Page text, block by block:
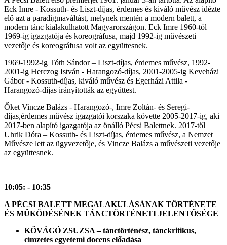
Eck Imre - Kossuth- és Liszt-díjas, érdemes és kiváló művész idézte
elő azt a paradigmaváltást, melynek mentén a modern balett, a
modern tánc kialakulhatott Magyarországon. Eck Imre 1960-tól
1969-ig igazgatója és koreográfusa, majd 1992-ig művészeti
vezetője és koreográfusa volt az együttesnek.
1969-1992-ig Tóth Sándor – Liszt-díjas, érdemes művész, 1992-
2001-ig Herczog István - Harangozó-díjas, 2001-2005-ig Keveházi
Gábor - Kossuth-díjas, kiváló művész és Egerházi Attila -
Harangozó-díjas irányították az együttest.
Őket Vincze Balázs - Harangozó-, Imre Zoltán- és Seregi-
díjas,érdemes művész igazgatói korszaka követte 2005-2017-ig, aki
2017-ben alapító igazgatója az önálló Pécsi Balettnek. 2017-től
Uhrik Dóra – Kossuth- és Liszt-díjas, érdemes művész, a Nemzet
Művésze lett az ügyvezetője, és Vincze Balázs a művészeti vezetője
az együttesnek.
10:05: - 10:35
A PÉCSI BALETT MEGALAKULÁSÁNAK TÖRTÉNETE
ÉS MŰKÖDÉSÉNEK TÁNCTÖRTÉNETI JELENTŐSÉGE
KŐVÁGÓ ZSUZSA – tánctörténész, tánckritikus,
címzetes egyetemi docens előadása